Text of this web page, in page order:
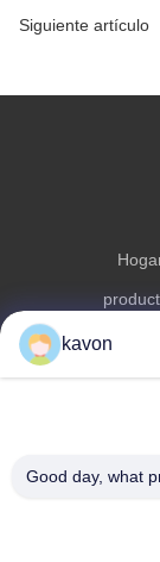
Siguiente artículo
Unidad de
kavon
Good day, what